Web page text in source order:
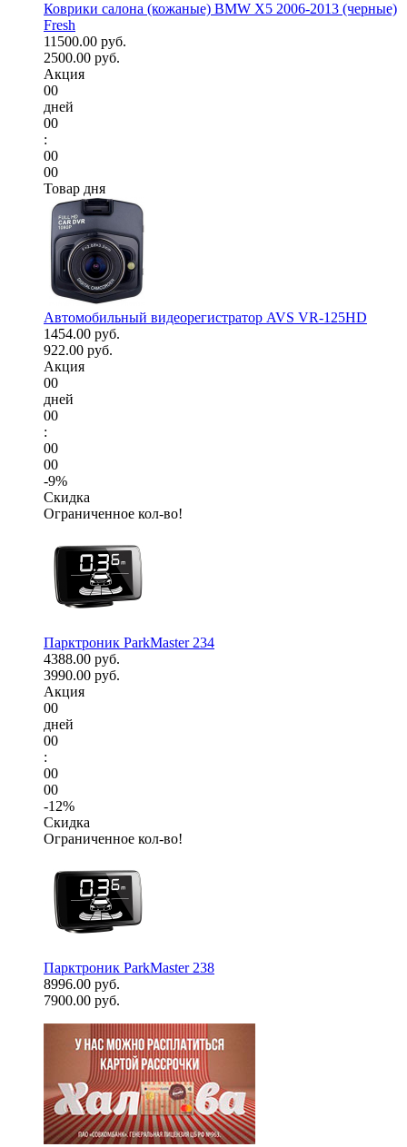
Коврики салона (кожаные) BMW X5 2006-2013 (черные)
Fresh
11500.00 руб.
2500.00 руб.
Акция
00
дней
00
:
00
00
Товар дня
Автомобильный видеорегистратор AVS VR-125HD
1454.00 руб.
922.00 руб.
Акция
00
дней
00
:
00
00
-9%
Скидка
Ограниченное кол-во!
Парктроник ParkMaster 234
4388.00 руб.
3990.00 руб.
Акция
00
дней
00
:
00
00
-12%
Скидка
Ограниченное кол-во!
Парктроник ParkMaster 238
8996.00 руб.
7900.00 руб.